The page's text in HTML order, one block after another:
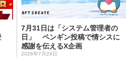
7月31日は「システム管理者の
日」 ペンギン投稿で情シスに
感謝を伝えるX企画
2026年7月24日